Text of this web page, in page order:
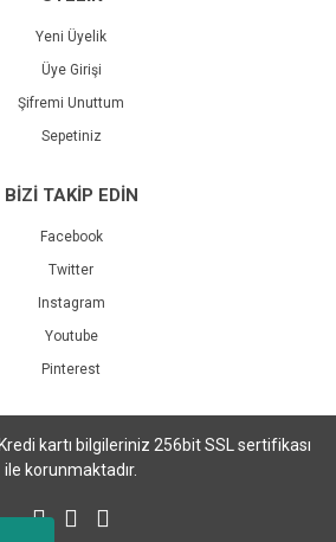
Yeni Üyelik
Üye Girişi
Şifremi Unuttum
Sepetiniz
BİZİ TAKİP EDİN
Facebook
Twitter
Instagram
Youtube
Pinterest
kartı bilgileriniz 256bit SSL sertifikası
ile korunmaktadır.